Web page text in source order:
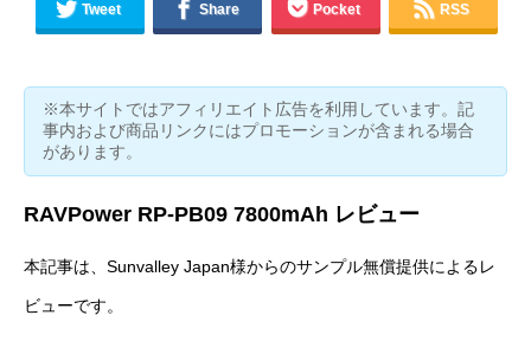
Tweet Share Pocket RSS
※本サイトではアフィリエイト広告を利用しています。記
事内および商品リンクにはプロモーションが含まれる場合
があります。
RAVPower RP-PB09 7800mAh レビュー
本記事は、 Sunvalley Japan様からのサンプル無償提供によるレ
ビューです。